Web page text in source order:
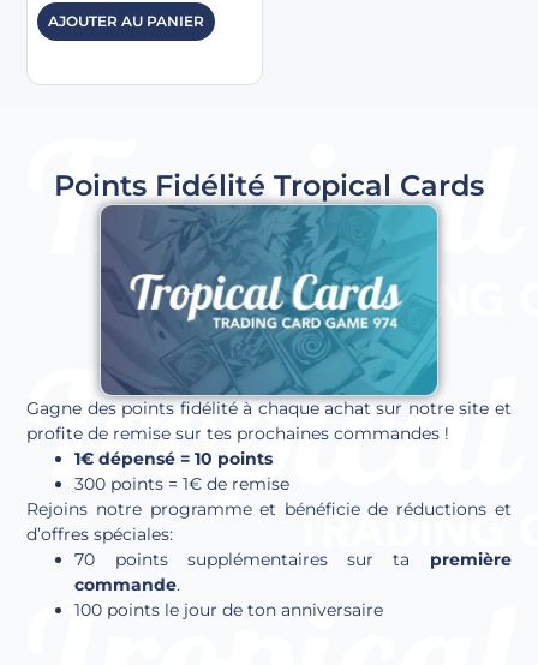
AJOUTER AU PANIER
Points Fidélité Tropical Cards
Gagne des points fidélité à chaque achat sur notre site et
profite de remise sur tes prochaines commandes !
1€ dépensé = 10 points
300 points = 1€ de remise
Rejoins notre programme et bénéficie de réductions et
d’offres spéciales:
70 points supplémentaires sur ta première
commande.
100 points le jour de ton anniversaire